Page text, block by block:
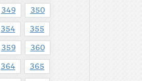
349 350
354 355
359 360
364 365